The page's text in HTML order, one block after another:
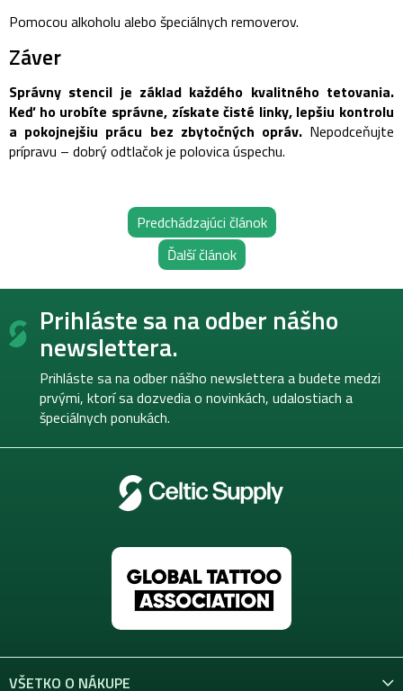
Pomocou alkoholu alebo špeciálnych removerov.
Záver
Správny stencil je základ každého kvalitného tetovania.
Keď ho urobíte správne, získate čisté linky, lepšiu kontrolu
a pokojnejšiu prácu bez zbytočných opráv. Nepodceňujte
prípravu – dobrý odtlačok je polovica úspechu.
Predchádzajúci článok
Ďalší článok
Z
Prihláste sa na odber nášho
newslettera.
Prihláste sa na odber nášho newslettera a budete medzi
prvými, ktorí sa dozvedia o novinkách, udalostiach a
špeciálnych ponukách.
VŠETKO O NÁKUPE